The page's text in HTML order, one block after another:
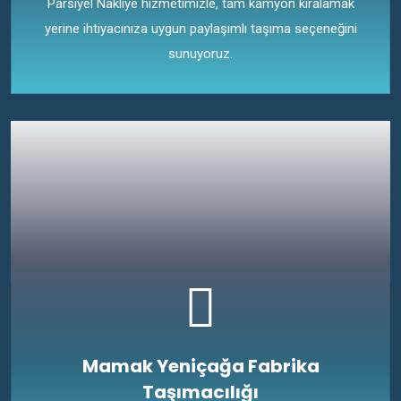
Parsiyel Nakliye hizmetimizle, tam kamyon kiralamak
yerine ihtiyacınıza uygun paylaşımlı taşıma seçeneğini
sunuyoruz.
Mamak Yeniçağa Fabrika
Taşımacılığı